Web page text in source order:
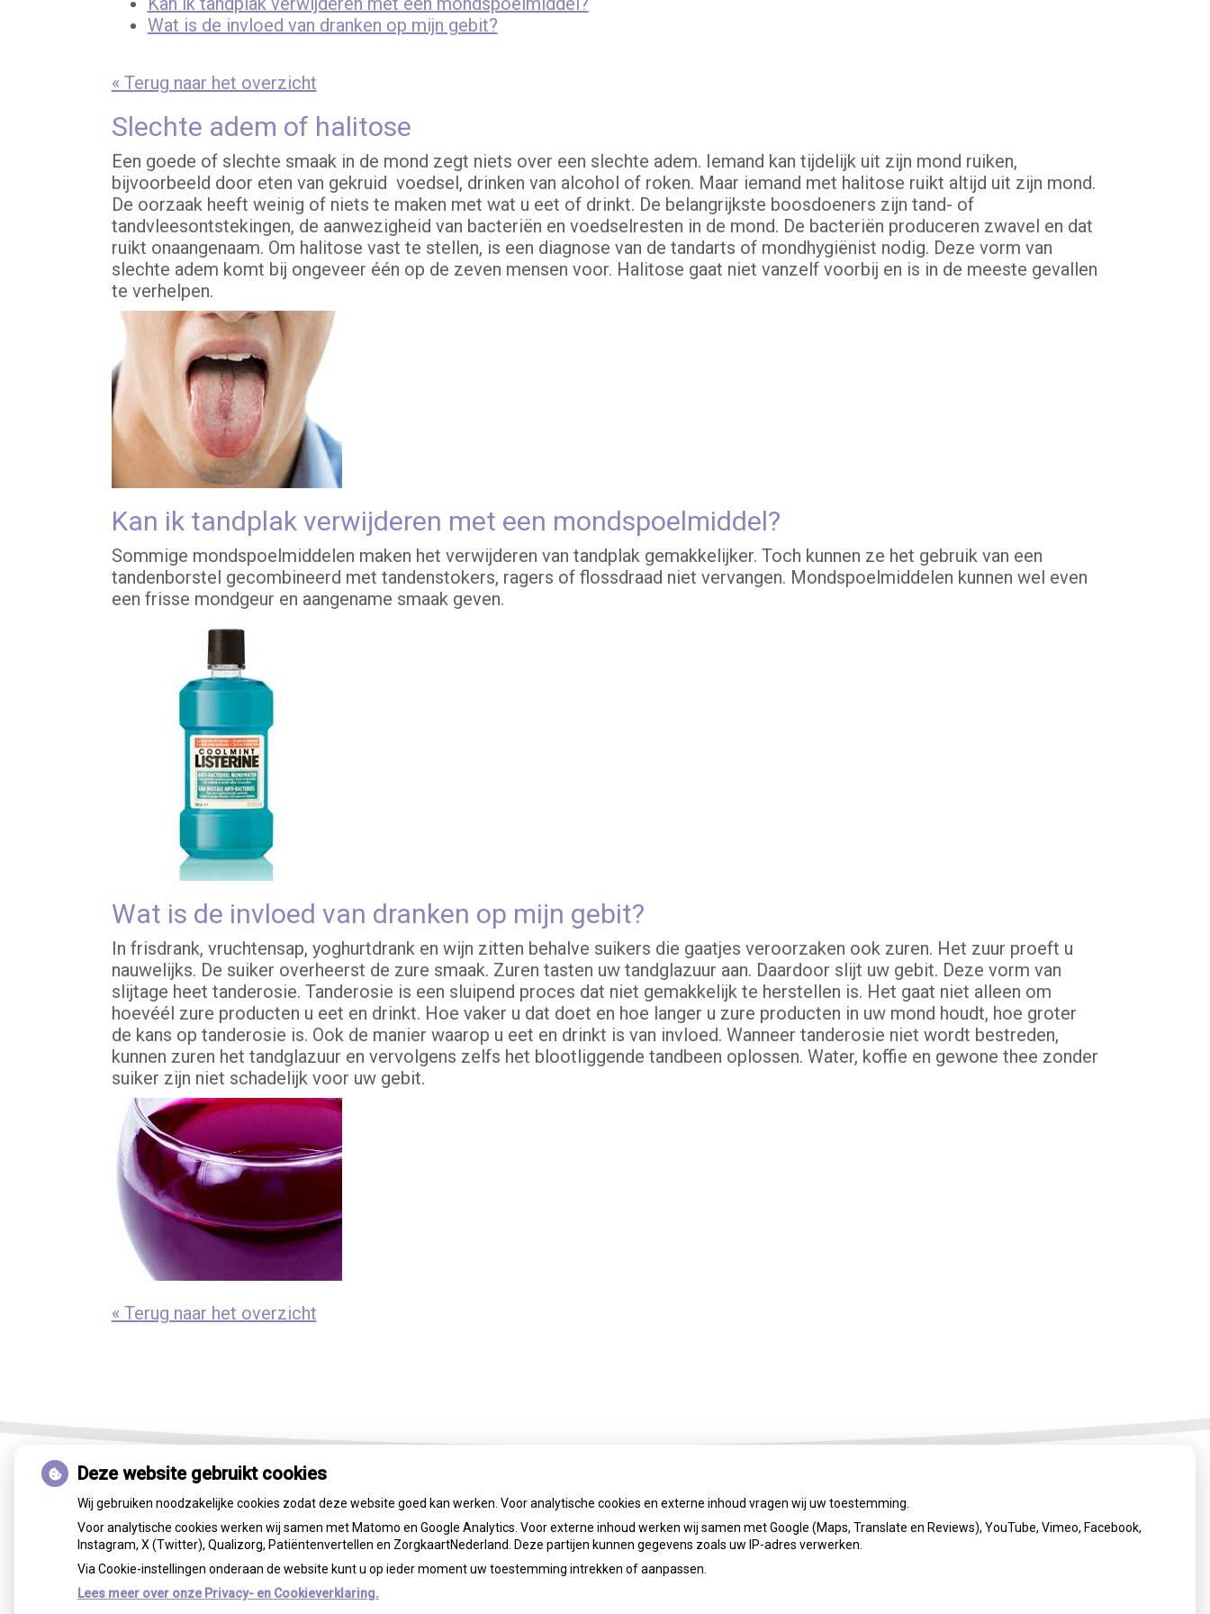
Wat is de invloed van dranken op mijn gebit?
« Terug naar het overzicht
Slechte adem of halitose
Een goede of slechte smaak in de mond zegt niets over een slechte adem. Iemand kan tijdelijk uit zijn mond ruiken,
bijvoorbeeld door eten van gekruid voedsel, drinken van alcohol of roken. Maar iemand met halitose ruikt altijd uit zijn mond.
De oorzaak heeft weinig of niets te maken met wat u eet of drinkt. De belangrijkste boosdoeners zijn tand- of
tandvleesontstekingen, de aanwezigheid van bacteriën en voedselresten in de mond. De bacteriën produceren zwavel en dat
ruikt onaangenaam. Om halitose vast te stellen, is een diagnose van de tandarts of mondhygiënist nodig. Deze vorm van
slechte adem komt bij ongeveer één op de zeven mensen voor. Halitose gaat niet vanzelf voorbij en is in de meeste gevallen
te verhelpen.
Kan ik tandplak verwijderen met een mondspoelmiddel?
Sommige mondspoelmiddelen maken het verwijderen van tandplak gemakkelijker. Toch kunnen ze het gebruik van een
tandenborstel gecombineerd met tandenstokers, ragers of flossdraad niet vervangen. Mondspoelmiddelen kunnen wel even
een frisse mondgeur en aangename smaak geven.
Wat is de invloed van dranken op mijn gebit?
In frisdrank, vruchtensap, yoghurtdrank en wijn zitten behalve suikers die gaatjes veroorzaken ook zuren. Het zuur proeft u
nauwelijks. De suiker overheerst de zure smaak. Zuren tasten uw tandglazuur aan. Daardoor slijt uw gebit. Deze vorm van
slijtage heet tanderosie. Tanderosie is een sluipend proces dat niet gemakkelijk te herstellen is. Het gaat niet alleen om
hoevéél zure producten u eet en drinkt. Hoe vaker u dat doet en hoe langer u zure producten in uw mond houdt, hoe groter
de kans op tanderosie is. Ook de manier waarop u eet en drinkt is van invloed. Wanneer tanderosie niet wordt bestreden,
kunnen zuren het tandglazuur en vervolgens zelfs het blootliggende tandbeen oplossen. Water, koffie en gewone thee zonder
suiker zijn niet schadelijk voor uw gebit.
« Terug naar het overzicht
Deze website gebruikt cookies
Wij gebruiken noodzakelijke cookies zodat deze website goed kan werken. Voor analytische cookies en externe inhoud vragen wij uw toestemming.
Voor analytische cookies werken wij samen met Matomo en Google Analytics. Voor externe inhoud werken wij samen met Google (Maps, Translate en Reviews), YouTube, Vimeo, Facebook,
Instagram, X (Twitter), Qualizorg, Patiëntenvertellen en ZorgkaartNederland. Deze partijen kunnen gegevens zoals uw IP-adres verwerken.
Via Cookie-instellingen onderaan de website kunt u op ieder moment uw toestemming intrekken of aanpassen.
Lees meer over onze Privacy- en Cookieverklaring.